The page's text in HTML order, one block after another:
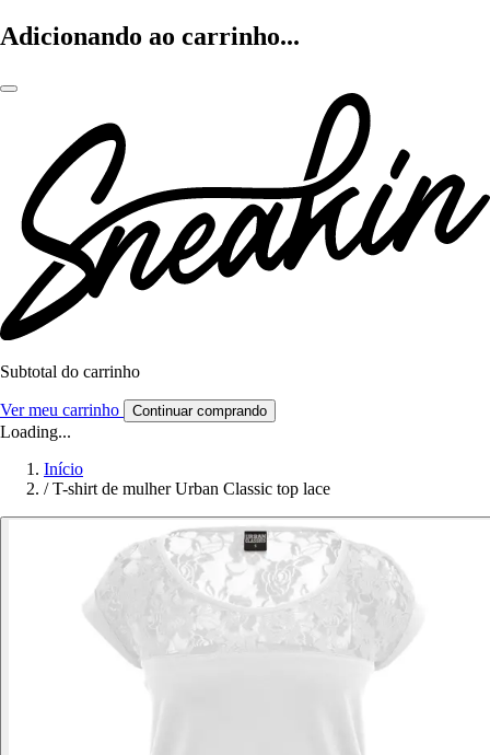
Adicionando ao carrinho...
Subtotal do carrinho
Ver meu carrinho Continuar comprando
Loading...
Início
/ T-shirt de mulher Urban Classic top lace